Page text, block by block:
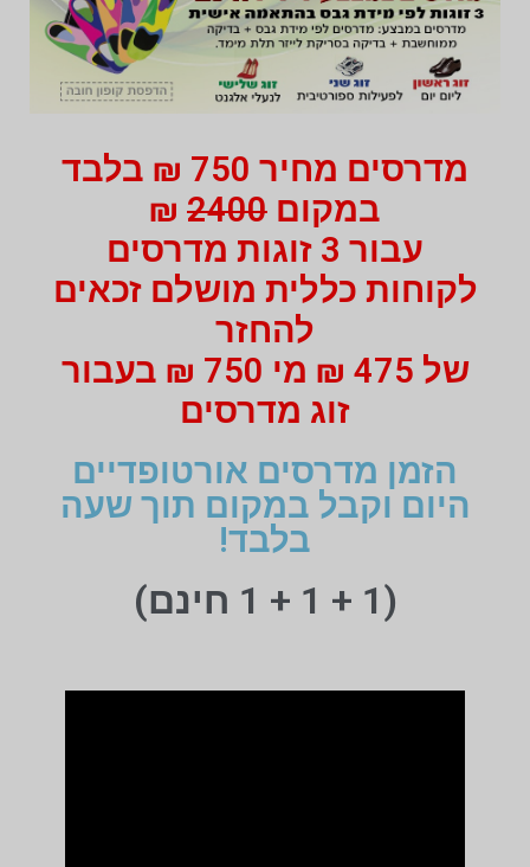
מדרסים מחיר 750 ₪ בלבד
במקום 2400
₪
עבור 3 זוגות מדרסים
לקוחות כללית מושלם זכאים
להחזר
של 475 ₪ מי 750 ₪ בעבור
זוג מדרסים
הזמן מדרסים אורטופדיים
היום וקבל במקום תוך שעה
בלבד!
(1 + 1 + 1 חינם)